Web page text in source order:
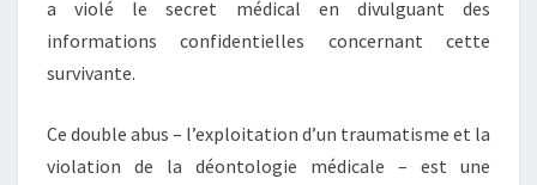
a violé le secret médical en divulguant des
informations confidentielles concernant cette
survivante.
Ce double abus – l’exploitation d’un traumatisme et la
violation de la déontologie médicale – est une